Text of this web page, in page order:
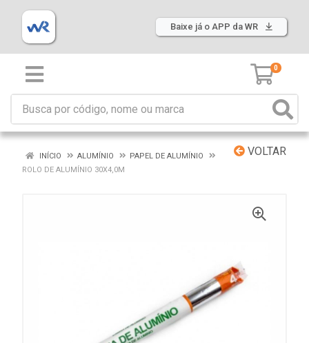
Baixe já o APP da WR
0
VOLTAR
INÍCIO ALUMÍNIO
PAPEL DE ALUMÍNIO
ROLO DE ALUMÍNIO 30X4,0M